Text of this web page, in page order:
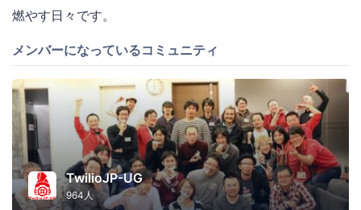
燃やす日々です。
メンバーになっているコミュニティ
TwilioJP-UG
964人